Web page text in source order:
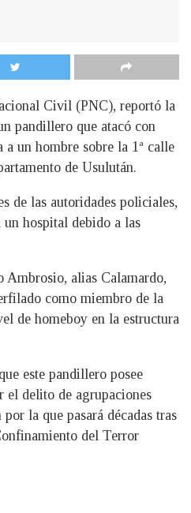
Civil (PNC), reportó la
pandillero que atacó con
a un hombre sobre la 1ª calle
de Usulután.
de las autoridades policiales,
hospital debido a las
Ambrosio, alias Calamardo,
como miembro de la
de homeboy en la estructura
este pandillero posee
el delito de agrupaciones
la que pasará décadas tras
del Terror